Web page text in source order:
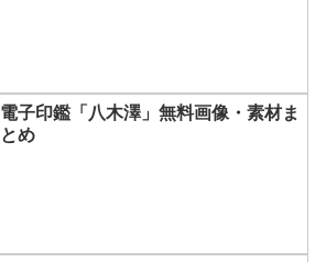
電子印鑑「八木澤」無料画像・素材ま
とめ